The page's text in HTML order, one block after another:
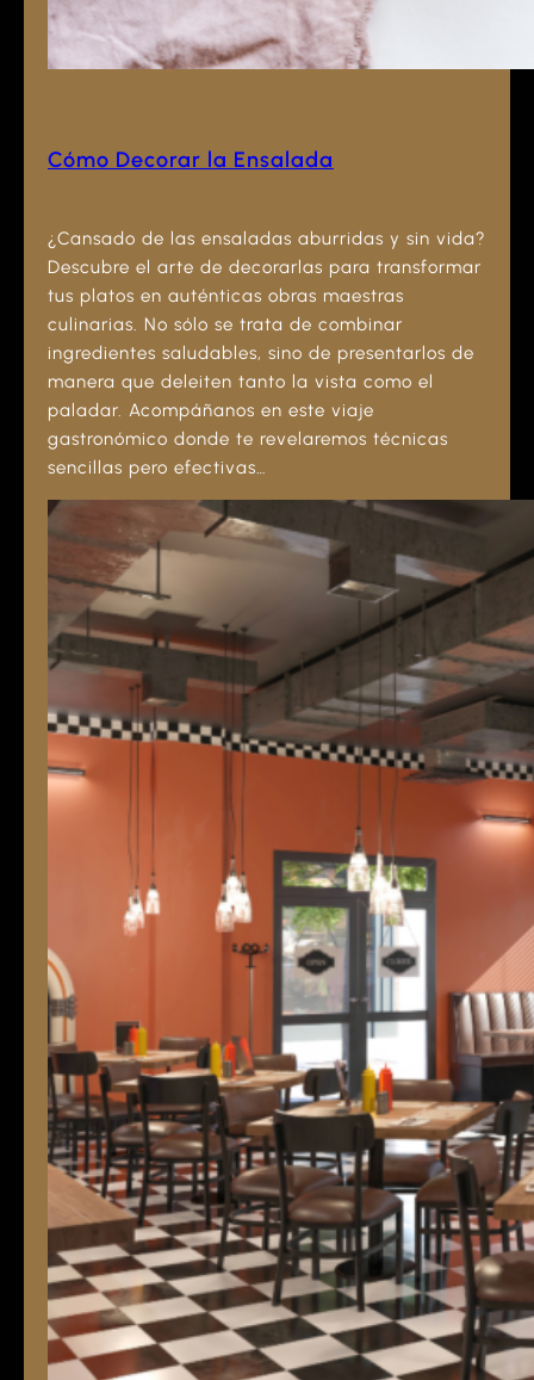
Cómo Decorar la Ensalada
¿Cansado de las ensaladas aburridas y sin vida?
Descubre el arte de decorarlas para transformar
tus platos en auténticas obras maestras
culinarias. No sólo se trata de combinar
ingredientes saludables, sino de presentarlos de
manera que deleiten tanto la vista como el
paladar. Acompáñanos en este viaje
gastronómico donde te revelaremos técnicas
sencillas pero efectivas…